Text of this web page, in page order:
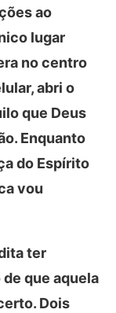
ao
lugar
no centro
abri o
que Deus
Enquanto
do Espírito
vou
ter
que aquela
Dois